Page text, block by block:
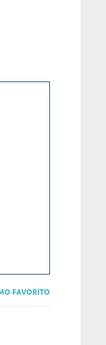
FAVORITO